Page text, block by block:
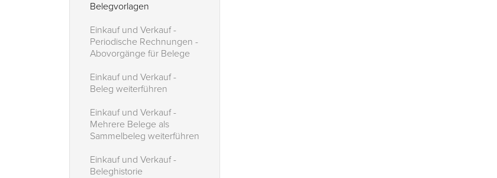
Belegvorlagen
Einkauf und Verkauf -
Periodische Rechnungen -
Abovorgänge für Belege
Einkauf und Verkauf -
Beleg weiterführen
Einkauf und Verkauf -
Mehrere Belege als
Sammelbeleg weiterführen
Einkauf und Verkauf -
Beleghistorie